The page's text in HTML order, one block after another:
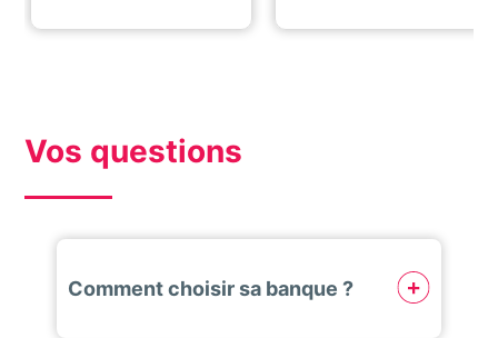
Vos questions
Comment choisir sa banque ?